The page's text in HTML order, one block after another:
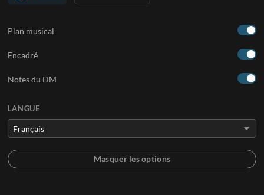
Plan musical
Encadré
Notes du DM
LANGUE